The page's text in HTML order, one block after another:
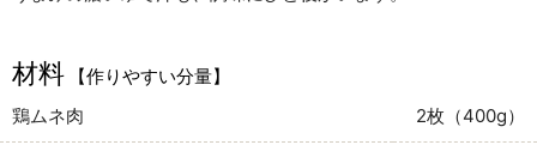
材料
【作りやすい分量】
鶏ムネ肉
2枚（400g）